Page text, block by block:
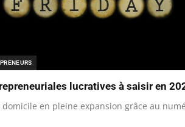
lucratives à saisir en
domicile en pleine expansion grâce au